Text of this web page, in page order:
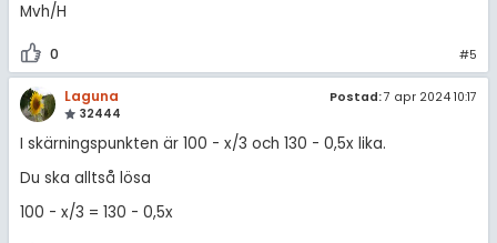
Mvh/H
0 #5
Laguna
32444
Postad:7 apr 2024 10:17
I skärningspunkten är 100 - x/3 och 130 - 0,5x lika.
Du ska alltså lösa
100 - x/3 = 130 - 0,5x